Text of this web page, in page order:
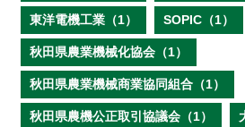
東洋電機工業（1） SOPIC（1）
秋田県農業機械化協会（1）
秋田県農業機械商業協同組合（1）
秋田県農機公正取引協議会（1）